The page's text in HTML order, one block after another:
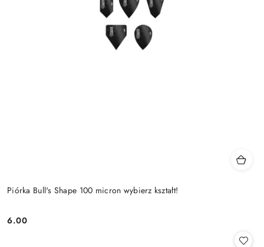
Piórka Bull's Shape 100 micron wybierz kształt!
Cena:
6.00